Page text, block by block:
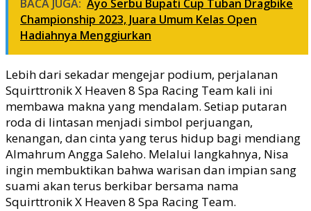
BACA JUGA: Ayo Serbu Bupati Cup Tuban Dragbike
Championship 2023, Juara Umum Kelas Open
Hadiahnya Menggiurkan
Lebih dari sekadar mengejar podium, perjalanan
Squirttronik X Heaven 8 Spa Racing Team kali ini
membawa makna yang mendalam. Setiap putaran
roda di lintasan menjadi simbol perjuangan,
kenangan, dan cinta yang terus hidup bagi mendiang
Almahrum Angga Saleho. Melalui langkahnya, Nisa
ingin membuktikan bahwa warisan dan impian sang
suami akan terus berkibar bersama nama
Squirttronik X Heaven 8 Spa Racing Team.